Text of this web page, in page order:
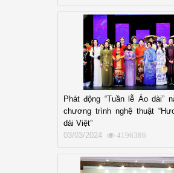
Phát động “Tuần lễ Áo dài”
chương trình nghệ thuật
dài Việt”
03/03/2024
4196386